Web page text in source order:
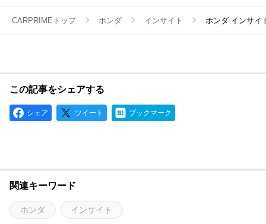
CARPRIMEトップ ホンダ インサイト ホンダ インサイ
この記事をシェアする
シェア ツイート ブックマーク
関連キーワード
ホンダ インサイト